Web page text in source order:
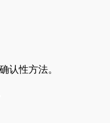
认性方法。